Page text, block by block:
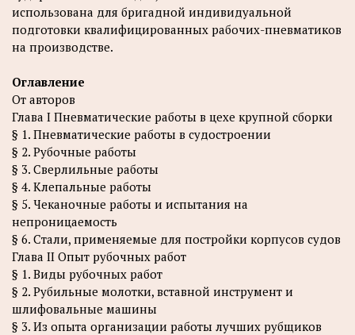
использована для бригадной индивидуальной
подготовки квалифицированных рабочих-пневматиков
на производстве.
Оглавление
От авторов
Глава I Пневматические работы в цехе крупной сборки
§ 1. Пневматические работы в судостроении
§ 2. Рубочные работы
§ 3. Сверлильные работы
§ 4. Клепальные работы
§ 5. Чеканочные работы и испытания на
непроницаемость
§ 6. Стали, применяемые для постройки корпусов судов
Глава II Опыт рубочных работ
§ 1. Виды рубочных работ
§ 2. Рубильные молотки, вставной инструмент и
шлифовальные машины
§ 3. Из опыта организации работы лучших рубщиков